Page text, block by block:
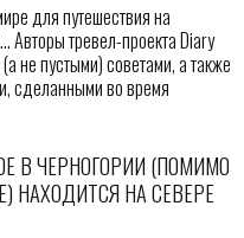
для путешествия на
тревел-проекта Diary
не пустыми) советами, а также
сделанными во время
В ЧЕРНОГОРИИ (ПОМИМО
НАХОДИТСЯ НА СЕВЕРЕ